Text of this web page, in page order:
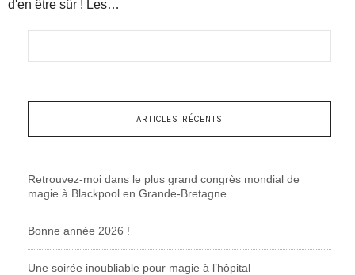
d'en être sûr ! Les…
ARTICLES RÉCENTS
Retrouvez-moi dans le plus grand congrès mondial de
magie à Blackpool en Grande-Bretagne
Bonne année 2026 !
Une soirée inoubliable pour magie à l’hôpital